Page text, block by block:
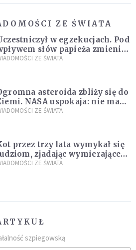
ZE ŚWIATA
w egzekucjach. Pod
słów papieża zmienił
ZE ŚWIATA
asteroida zbliży się do
NASA uspokaja: nie ma
ZE ŚWIATA
przez trzy lata wymykał się
zjadając wymierające
W końcu popełnił
ZE ŚWIATA
szpiegowską